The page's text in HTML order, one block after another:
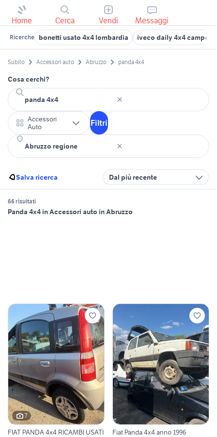
Home Cerca Vendi Messaggi
Ricerche bonetti usato 4x4 lombardia iveco daily 4x4 camper
Subito Accessori auto Abruzzo panda 4x4
Cosa cerchi?
Accessori
Auto
Filtri
Salva ricerca Dal più recente
66 risultati
Panda 4x4 in Accessori auto in Abruzzo
7
FIAT PANDA 4x4 RICAMBI USATI
Fiat Panda 4x4 anno 1996